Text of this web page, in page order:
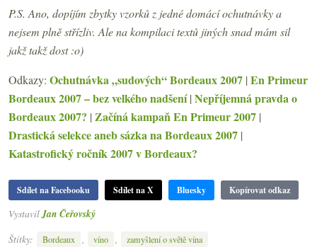
P.S. Ano, dopíjím zbytky vzorků z jedné domácí ochutnávky a
nejsem plně střízliv. Ale na kompilaci textů jiných snad mám sil
jakž takž dost :o)
Odkazy: Ochutnávka „sudových“ Bordeaux 2007 | En Primeur
Bordeaux 2007 – bez velkého nadšení| Nepříjemná pravda o
Bordeaux 2007? | Začíná kampaň En Primeur 2007 |
Drastická selekce aneb sázka na Bordeaux 2007 |
Katastrofický ročník 2007 v Bordeaux?
Sdílet na Facebooku Sdílet na X Bluesky Kopírovat odkaz
Vystavil Jan Čeřovský
Štítky:
Bordeaux , víno , zamyšlení o světě vína